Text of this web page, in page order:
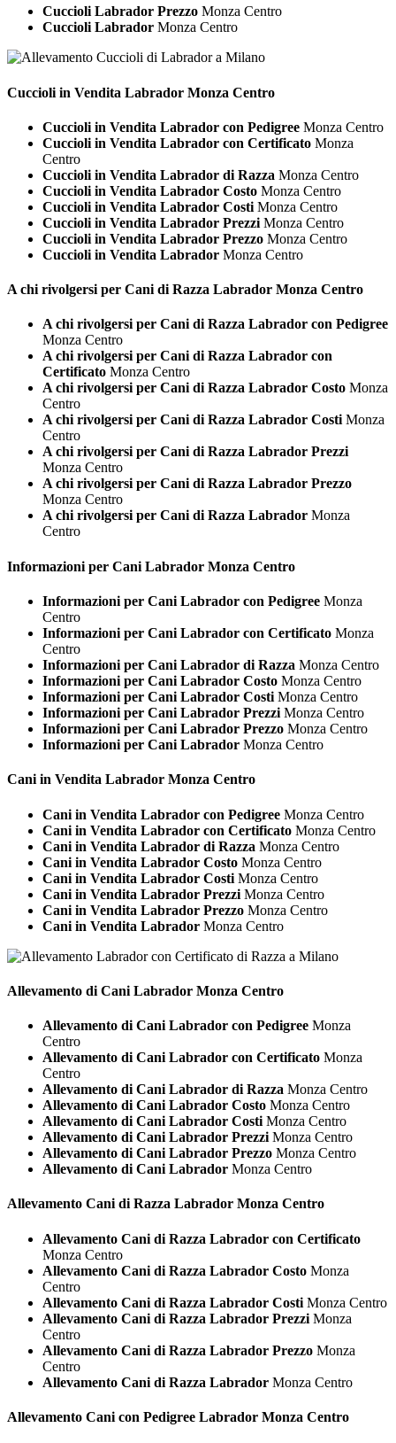
Cuccioli Labrador Prezzo Monza Centro
Cuccioli Labrador Monza Centro
Cuccioli in Vendita Labrador Monza Centro
Cuccioli in Vendita Labrador con Pedigree Monza Centro
Cuccioli in Vendita Labrador con Certificato Monza
Centro
Cuccioli in Vendita Labrador di Razza Monza Centro
Cuccioli in Vendita Labrador Costo Monza Centro
Cuccioli in Vendita Labrador Costi Monza Centro
Cuccioli in Vendita Labrador Prezzi Monza Centro
Cuccioli in Vendita Labrador Prezzo Monza Centro
Cuccioli in Vendita Labrador Monza Centro
A chi rivolgersi per Cani di Razza Labrador Monza Centro
A chi rivolgersi per Cani di Razza Labrador con Pedigree
Monza Centro
A chi rivolgersi per Cani di Razza Labrador con
Certificato Monza Centro
A chi rivolgersi per Cani di Razza Labrador Costo Monza
Centro
A chi rivolgersi per Cani di Razza Labrador CostiMonza
Centro
A chi rivolgersi per Cani di Razza Labrador Prezzi
Monza Centro
A chi rivolgersi per Cani di Razza Labrador Prezzo
Monza Centro
A chi rivolgersi per Cani di Razza Labrador Monza
Centro
Informazioni per Cani Labrador Monza Centro
Informazioni per Cani Labrador con Pedigree Monza
Centro
Informazioni per Cani Labrador con Certificato Monza
Centro
Informazioni per Cani Labrador di Razza Monza Centro
Informazioni per Cani Labrador Costo Monza Centro
Informazioni per Cani Labrador Costi Monza Centro
Informazioni per Cani Labrador Prezzi Monza Centro
Informazioni per Cani Labrador Prezzo Monza Centro
Informazioni per Cani Labrador Monza Centro
Cani in Vendita Labrador Monza Centro
Cani in Vendita Labrador con Pedigree Monza Centro
Cani in Vendita Labrador con Certificato Monza Centro
Cani in Vendita Labrador di Razza Monza Centro
Cani in Vendita Labrador Costo Monza Centro
Cani in Vendita Labrador Costi Monza Centro
Cani in Vendita Labrador Prezzi Monza Centro
Cani in Vendita Labrador Prezzo Monza Centro
Cani in Vendita Labrador Monza Centro
Allevamento di Cani Labrador Monza Centro
Allevamento di Cani Labrador con Pedigree Monza
Centro
Allevamento di Cani Labrador con Certificato Monza
Centro
Allevamento di Cani Labrador di Razza Monza Centro
Allevamento di Cani Labrador Costo Monza Centro
Allevamento di Cani Labrador Costi Monza Centro
Allevamento di Cani Labrador Prezzi Monza Centro
Allevamento di Cani Labrador Prezzo Monza Centro
Allevamento di Cani Labrador Monza Centro
Allevamento Cani di Razza Labrador Monza Centro
Allevamento Cani di Razza Labrador con Certificato
Monza Centro
Allevamento Cani di Razza Labrador Costo Monza
Centro
Allevamento Cani di Razza Labrador Costi Monza Centro
Allevamento Cani di Razza Labrador Prezzi Monza
Centro
Allevamento Cani di Razza Labrador Prezzo Monza
Centro
Allevamento Cani di Razza Labrador Monza Centro
Allevamento Cani con Pedigree Labrador Monza Centro